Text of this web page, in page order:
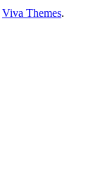
Viva Themes.